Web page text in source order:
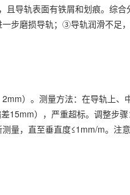
导轨表面有铁屑和划痕。综
步磨损导轨；③导轨润滑不足
）。测量方法：在导轨上、
15mm），严重超标。调整步
量，直至垂直度≤1mm/m。注